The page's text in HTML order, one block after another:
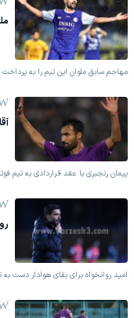
مهاجم سابق ملوان این تیم را به پرداخت مبلغ 18 میلیارد ریال
پیمان رنجبری با عقد قراردادی به تیم
امید روانخواه برای بقای هوادار دست